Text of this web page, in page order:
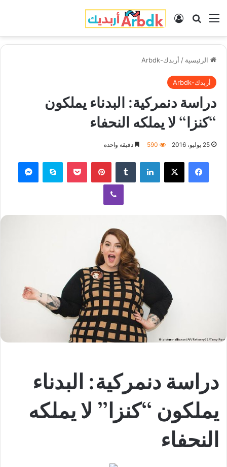
القائمة بحث عنتسجيل الدخول
الرئيسية / أربدك-Arbdk
أربدك-Arbdk
دراسة دنمركية: البدناء يملكون
"كنزا" لا يملكه النحفاء
25 يوليو، 2016 590 دقيقة واحدة
فيسبوك لينكدإن بينتيريست سكايب
ڤايبر
دراسة دنمركية: البدناء
يملكون “كنزا” لا يملكه
النحفاء